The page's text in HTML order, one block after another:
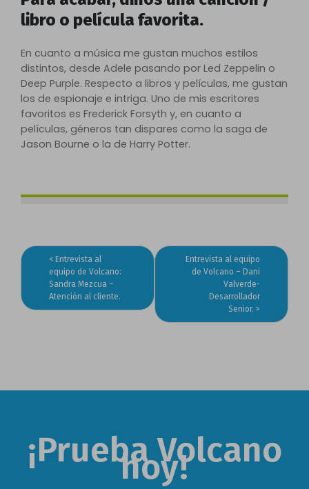
libro o película favorita.
En cuanto a música me gustan muchos estilos
distintos, desde Adele pasando por Led Zeppelin o
Deep Purple. Respecto a libros y películas, me gustan
los de espionaje e intriga. Uno de mis escritores
favoritos es Frederick Forsyth y, en cuanto a
películas, géneros tan dispares como la saga de
Jason Bourne o la de Harry Potter.
Navegación
de
entradas
Entrevista al
equipo de Volcano:
Sandra Mezcua –
Atención al cliente.
Entrevista al equipo
de Volcano – Dani
Valverde-
Desarrollador
Senior.
¡Prueba Volcano
hoy!